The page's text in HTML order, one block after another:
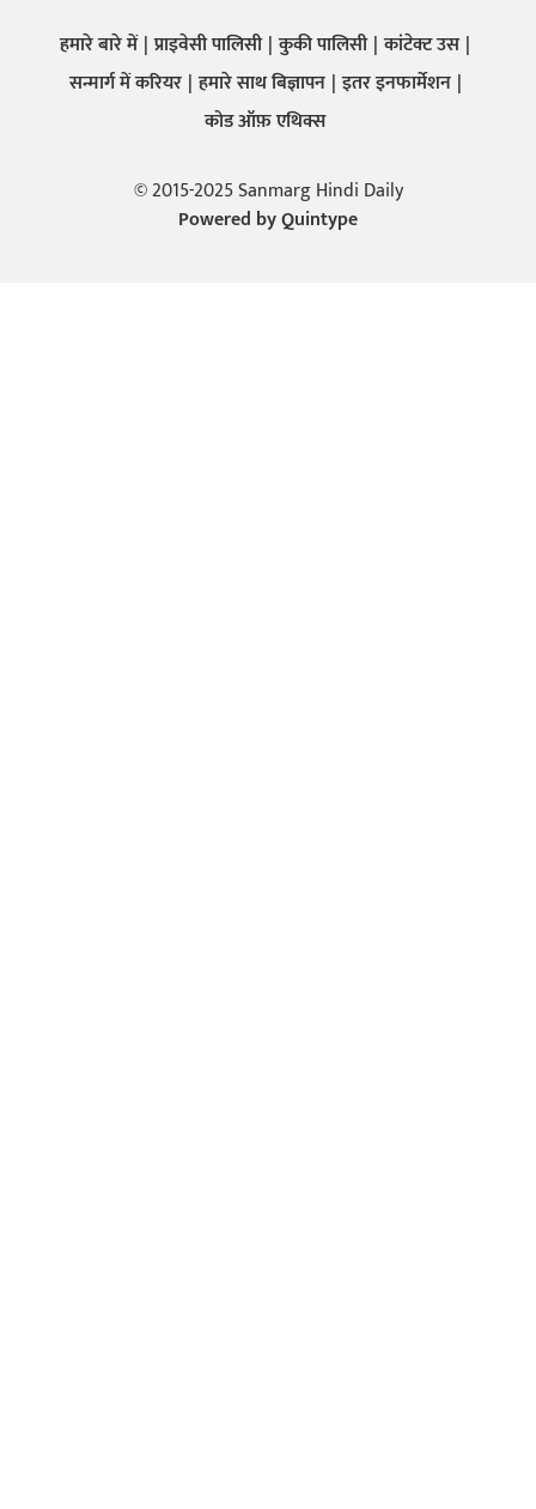
हमारे बारे में प्राइवेसी पालिसी कुकी पालिसी कांटेक्ट उस
सन्मार्ग में करियर हमारे साथ बिज्ञापन इतर इनफार्मेशन
कोड ऑफ़ एथिक्स
© 2015-2025 Sanmarg Hindi Daily
Powered byQuintype